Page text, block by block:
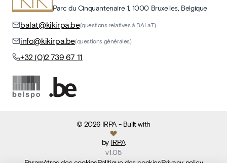
Parc du Cinquantenaire 1, 1000 Bruxelles, Belgique
balat@kikirpa.be(questions relatives à BALaT)
info@kikirpa.be(questions générales)
+32 (0)2 739 67 11
©2026 IRPA- Built with
by IRPA
v1.05